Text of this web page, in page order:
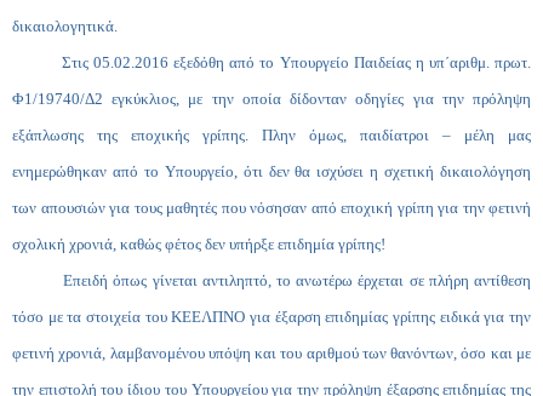
δικαιολογητικά.
Στις 05.02.2016 εξεδόθη από το Υπουργείο Παιδείας η υπ΄αριθμ. πρωτ.
Φ1/19740/Δ2 εγκύκλιος, με την οποία δίδονταν οδηγίες για την πρόληψη
εξάπλωσης της εποχικής γρίπης. Πλην όμως, παιδίατροι – μέλη μας
ενημερώθηκαν από το Υπουργείο, ότι δεν θα ισχύσει η σχετική δικαιολόγηση
των απουσιών για τους μαθητές που νόσησαν από εποχική γρίπη για την φετινή
σχολική χρονιά, καθώς φέτος δεν υπήρξε επιδημία γρίπης!
Επειδή όπως γίνεται αντιληπτό, το ανωτέρω έρχεται σε πλήρη αντίθεση
τόσο με τα στοιχεία του ΚΕΕΛΠΝΟ για έξαρση επιδημίας γρίπης ειδικά για την
φετινή χρονιά, λαμβανομένου υπόψη και του αριθμού των θανόντων, όσο και με
την επιστολή του ίδιου του Υπουργείου για την πρόληψη έξαρσης επιδημίας της